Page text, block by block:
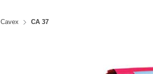
Cavex CA 37